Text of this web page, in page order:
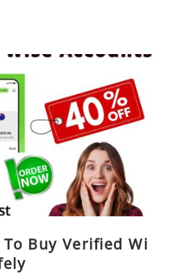
Buy Verified Wi